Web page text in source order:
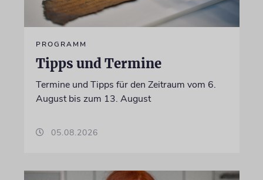
PROGRAMM
Tipps und Termine
Termine und Tipps für den Zeitraum vom 6.
August bis zum 13. August
05.08.2026